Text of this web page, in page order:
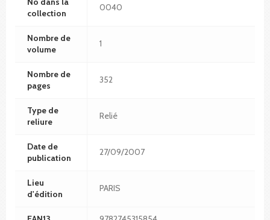
collection
0040
Nombre de
volume
1
Nombre de
pages
352
Type de
reliure
Relié
Date de
publication
27/09/2007
Lieu
d'édition
PARIS